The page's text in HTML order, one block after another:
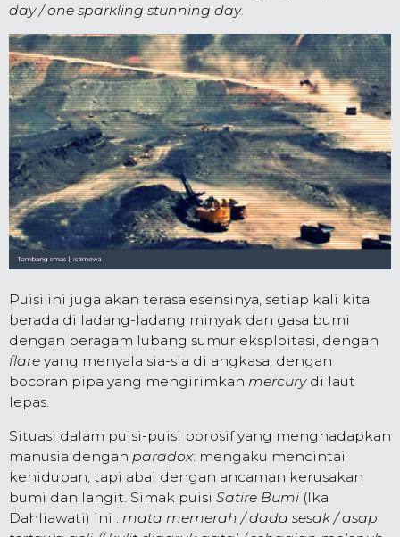
day / one sparkling stunning day.
Puisi ini juga akan terasa esensinya, setiap kali kita
berada di ladang-ladang minyak dan gasa bumi
dengan beragam lubang sumur eksploitasi, dengan
flare yang menyala sia-sia di angkasa, dengan
bocoran pipa yang mengirimkan mercurydi laut
lepas.
Situasi dalam puisi-puisi porosif yang menghadapkan
manusia dengan paradox: mengaku mencintai
kehidupan, tapi abai dengan ancaman kerusakan
bumi dan langit. Simak puisi Satire Bumi (Ika
Dahliawati) ini : mata memerah / dada sesak / asap